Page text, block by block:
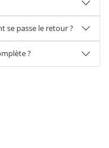
se passe le retour ?
?